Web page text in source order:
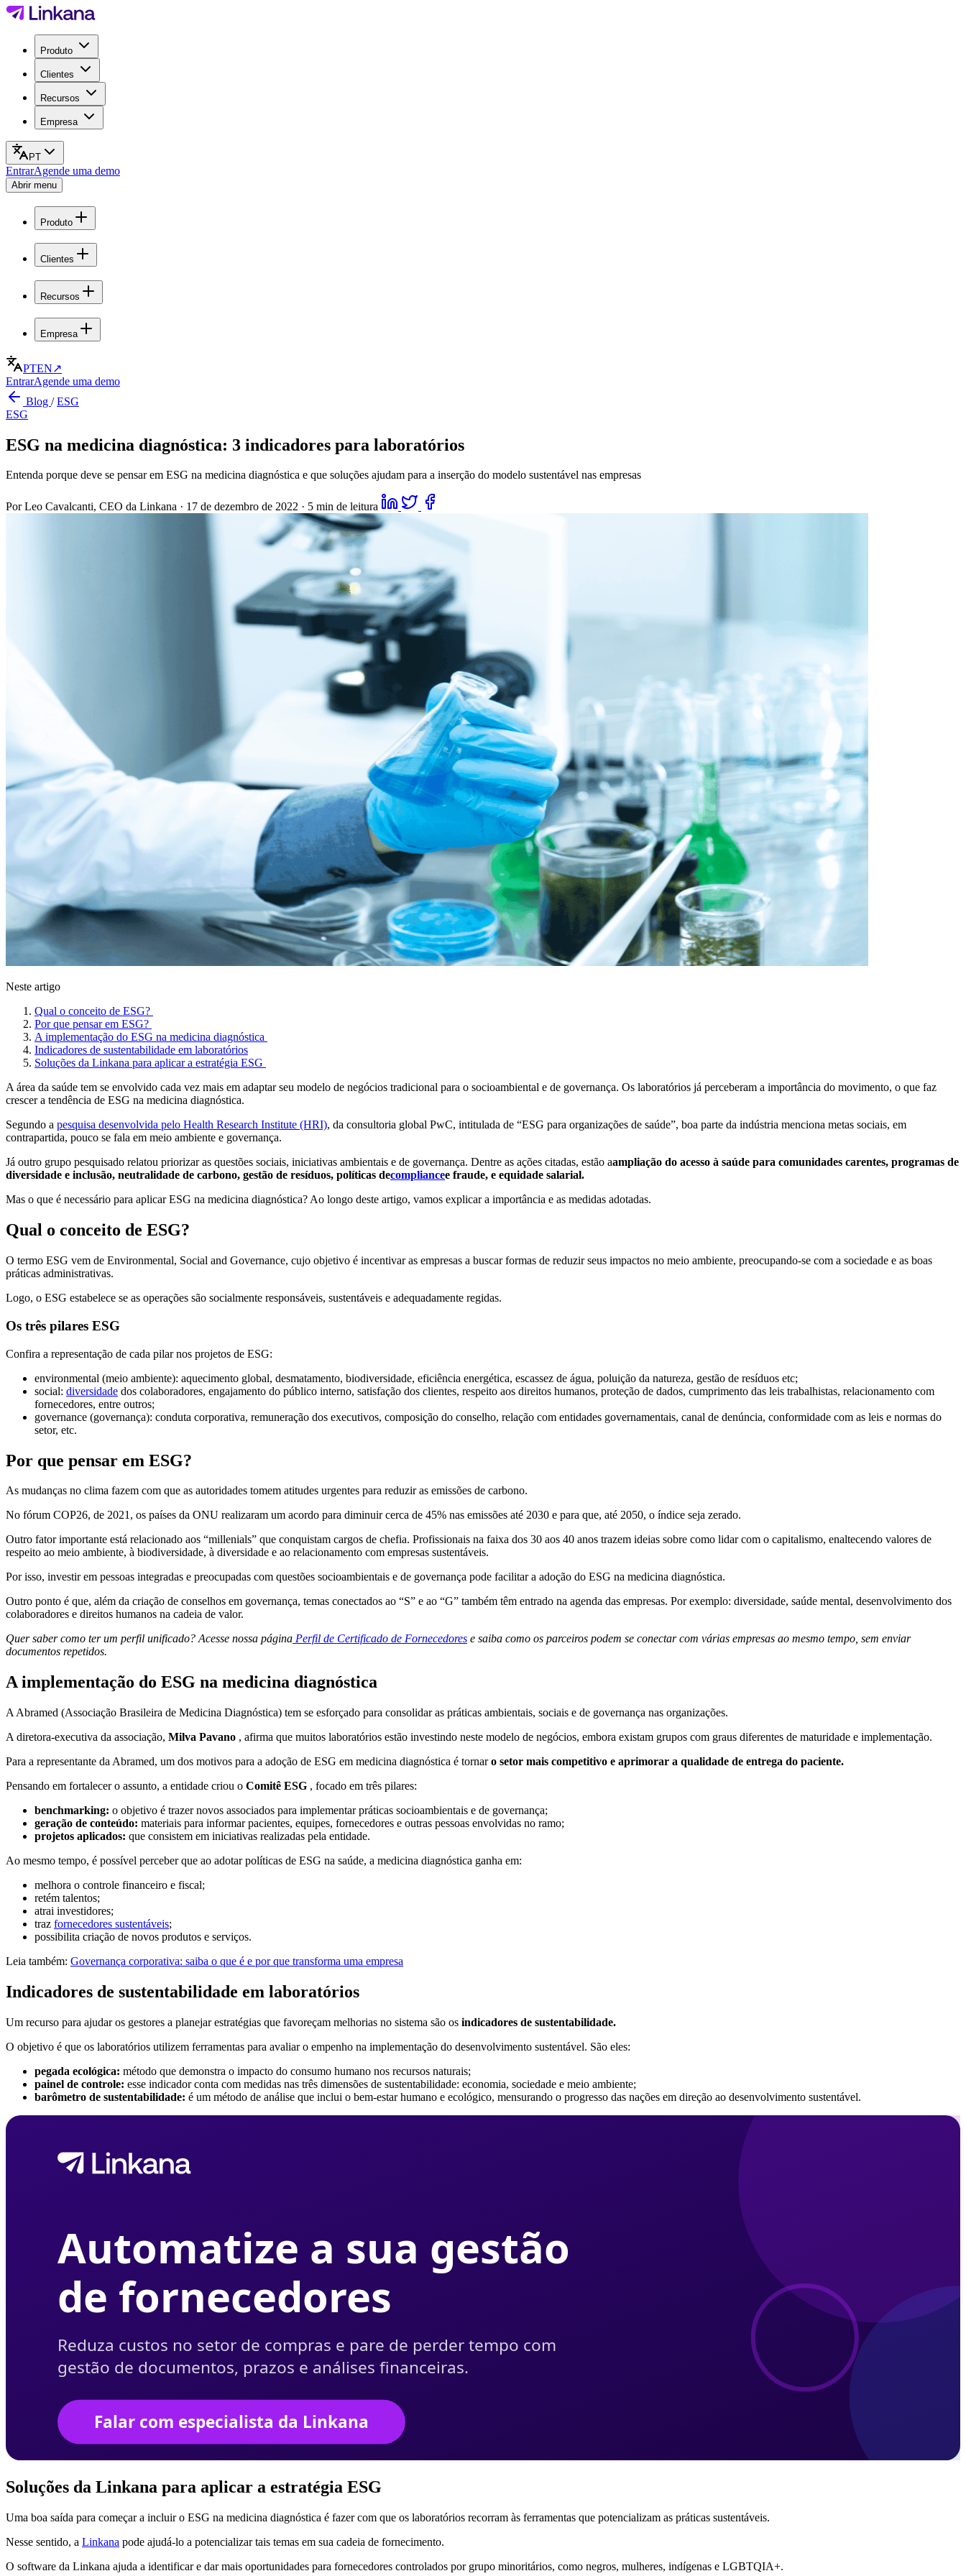
Produto
Clientes
Recursos
Empresa
PT
EntrarAgende uma demo
Abrir menu
Produto
Clientes
Recursos
Empresa
PTEN↗
EntrarAgende uma demo
Blog /ESG
ESG
ESG na medicina diagnóstica: 3 indicadores para laboratórios
Entenda porque deve se pensar em ESG na medicina diagnóstica e que soluções ajudam para a inserção do modelo sustentável nas empresas
Por Leo Cavalcanti, CEO da Linkana · 17 de dezembro de 2022 · 5 min de leitura
Neste artigo
Qual o conceito de ESG?
Por que pensar em ESG?
A implementação do ESG na medicina diagnóstica
Indicadores de sustentabilidade em laboratórios
Soluções da Linkana para aplicar a estratégia ESG
A área da saúde tem se envolvido cada vez mais em adaptar seu modelo de negócios tradicional para o socioambiental e de governança. Os laboratórios já perceberam a importância do movimento, o que faz
crescer a tendência de ESG na medicina diagnóstica.
Segundo a pesquisa desenvolvida pelo Health Research Institute (HRI), da consultoria global PwC, intitulada de “ESG para organizações de saúde”, boa parte da indústria menciona metas sociais, em
contrapartida, pouco se fala em meio ambiente e governança.
Já outro grupo pesquisado relatou priorizar as questões sociais, iniciativas ambientais e de governança. Dentre as ações citadas, estão aampliação do acesso à saúde para comunidades carentes, programas de
diversidade e inclusão, neutralidade de carbono, gestão de resíduos, políticas decompliancee fraude, e equidade salarial.
Mas o que é necessário para aplicar ESG na medicina diagnóstica? Ao longo deste artigo, vamos explicar a importância e as medidas adotadas.
Qual o conceito de ESG?
O termo ESG vem de Environmental, Social and Governance, cujo objetivo é incentivar as empresas a buscar formas de reduzir seus impactos no meio ambiente, preocupando-se com a sociedade e as boas
práticas administrativas.
Logo, o ESG estabelece se as operações são socialmente responsáveis, sustentáveis e adequadamente regidas.
Os três pilares ESG
Confira a representação de cada pilar nos projetos de ESG:
environmental (meio ambiente): aquecimento global, desmatamento, biodiversidade, eficiência energética, escassez de água, poluição da natureza, gestão de resíduos etc;
social: diversidade dos colaboradores, engajamento do público interno, satisfação dos clientes, respeito aos direitos humanos, proteção de dados, cumprimento das leis trabalhistas, relacionamento com
fornecedores, entre outros;
governance (governança): conduta corporativa, remuneração dos executivos, composição do conselho, relação com entidades governamentais, canal de denúncia, conformidade com as leis e normas do
setor, etc.
Por que pensar em ESG?
As mudanças no clima fazem com que as autoridades tomem atitudes urgentes para reduzir as emissões de carbono.
No fórum COP26, de 2021, os países da ONU realizaram um acordo para diminuir cerca de 45% nas emissões até 2030 e para que, até 2050, o índice seja zerado.
Outro fator importante está relacionado aos “millenials” que conquistam cargos de chefia. Profissionais na faixa dos 30 aos 40 anos trazem ideias sobre como lidar com o capitalismo, enaltecendo valores de
respeito ao meio ambiente, à biodiversidade, à diversidade e ao relacionamento com empresas sustentáveis.
Por isso, investir em pessoas integradas e preocupadas com questões socioambientais e de governança pode facilitar a adoção do ESG na medicina diagnóstica.
Outro ponto é que, além da criação de conselhos em governança, temas conectados ao “S” e ao “G” também têm entrado na agenda das empresas. Por exemplo: diversidade, saúde mental, desenvolvimento dos
colaboradores e direitos humanos na cadeia de valor.
Quer saber como ter um perfil unificado? Acesse nossa página Perfil de Certificado de Fornecedores e saiba como os parceiros podem se conectar com várias empresas ao mesmo tempo, sem enviar
documentos repetidos.
A implementação do ESG na medicina diagnóstica
A Abramed (Associação Brasileira de Medicina Diagnóstica) tem se esforçado para consolidar as práticas ambientais, sociais e de governança nas organizações.
A diretora-executiva da associação, Milva Pavano , afirma que muitos laboratórios estão investindo neste modelo de negócios, embora existam grupos com graus diferentes de maturidade e implementação.
Para a representante da Abramed, um dos motivos para a adoção de ESG em medicina diagnóstica é tornaro setor mais competitivo e aprimorar a qualidade de entrega do paciente.
Pensando em fortalecer o assunto, a entidade criou o Comitê ESG , focado em três pilares:
benchmarking: o objetivo é trazer novos associados para implementar práticas socioambientais e de governança;
geração de conteúdo: materiais para informar pacientes, equipes, fornecedores e outras pessoas envolvidas no ramo;
projetos aplicados: que consistem em iniciativas realizadas pela entidade.
Ao mesmo tempo, é possível perceber que ao adotar políticas de ESG na saúde, a medicina diagnóstica ganha em:
melhora o controle financeiro e fiscal;
retém talentos;
atrai investidores;
traz fornecedores sustentáveis;
possibilita criação de novos produtos e serviços.
Leia também: Governança corporativa: saiba o que é e por que transforma uma empresa
Indicadores de sustentabilidade em laboratórios
Um recurso para ajudar os gestores a planejar estratégias que favoreçam melhorias no sistema são os indicadores de sustentabilidade.
O objetivo é que os laboratórios utilizem ferramentas para avaliar o empenho na implementação do desenvolvimento sustentável. São eles:
pegada ecológica: método que demonstra o impacto do consumo humano nos recursos naturais;
painel de controle: esse indicador conta com medidas nas três dimensões de sustentabilidade: economia, sociedade e meio ambiente;
barômetro de sustentabilidade: é um método de análise que inclui o bem-estar humano e ecológico, mensurando o progresso das nações em direção ao desenvolvimento sustentável.
Soluções da Linkana para aplicar a estratégia ESG
Uma boa saída para começar a incluir o ESG na medicina diagnóstica é fazer com que os laboratórios recorram às ferramentas que potencializam as práticas sustentáveis.
Nesse sentido, a Linkana pode ajudá-lo a potencializar tais temas em sua cadeia de fornecimento.
O software da Linkana ajuda a identificar e dar mais oportunidades para fornecedores controlados por grupo minoritários, como negros, mulheres, indígenas e LGBTQIA+.